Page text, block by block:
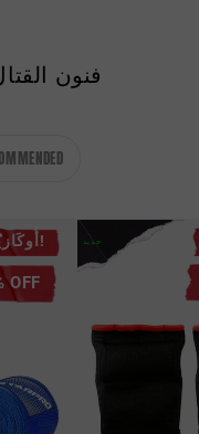
فنون
أُوكَازيُون!
OFF
جديد